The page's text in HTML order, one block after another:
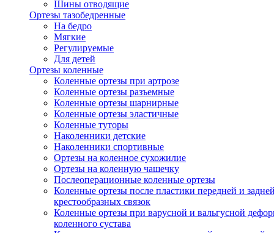
Шины отводящие
Ортезы тазобедренные
На бедро
Мягкие
Регулируемые
Для детей
Ортезы коленные
Коленные ортезы при артрозе
Коленные ортезы разъемные
Коленные ортезы шарнирные
Коленные ортезы эластичные
Коленные туторы
Наколенники детские
Наколенники спортивные
Ортезы на коленное сухожилие
Ортезы на коленную чашечку
Послеоперационные коленные ортезы
Коленные ортезы после пластики передней и
крестообразных связок
Коленные ортезы при варусной и вальгусной
коленного сустава